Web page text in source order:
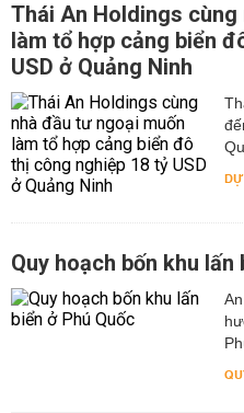
Thái An Holdings
làm tổ hợp cảng biển
USD ở Quảng Ninh
Quy hoạch bốn khu lấn